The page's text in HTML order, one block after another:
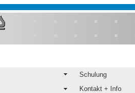
Schulung
Kontakt + Info